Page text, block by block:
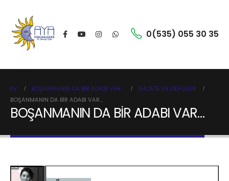
0(535) 055 30 35
EV BOŞANMANIN DA BİR ADABI VAR…
GAZETE VE DERGILER
BOŞANMANIN DA BİR ADABI VAR…
BOŞANMANIN DA BİR ADABI VAR…